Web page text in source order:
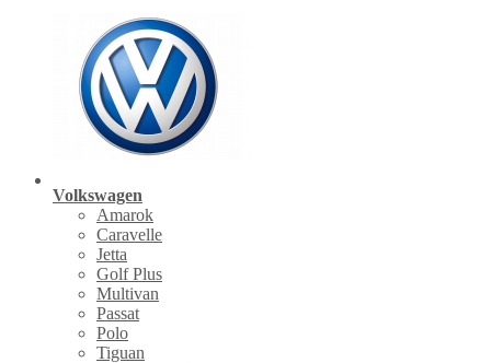
Volkswagen
Amarok
Caravelle
Jetta
Golf Plus
Multivan
Passat
Polo
Tiguan